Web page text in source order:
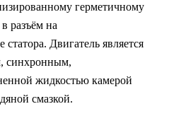
герметичному
разъём на
Двигатель является
синхронным,
жидкостью камерой
смазкой.